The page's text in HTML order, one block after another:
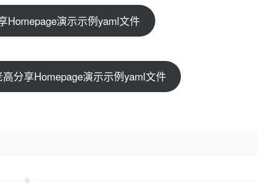
Homepage演示示例yaml文件
分享Homepage演示示例yaml文件